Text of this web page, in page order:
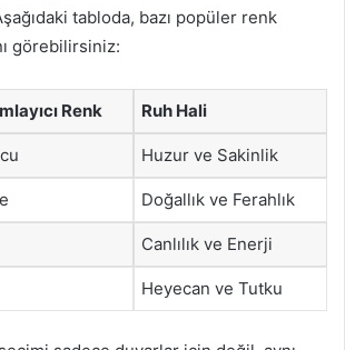
tabloda, bazı popüler renk
görebilirsiniz:
Renk Ruh Hali
Huzur ve Sakinlik
Doğallık ve Ferahlık
Canlılık ve Enerji
Heyecan ve Tutku